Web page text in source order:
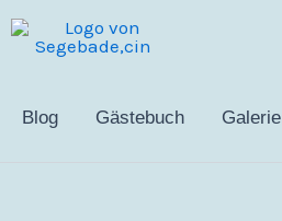
Blog Gästebuch Galerie